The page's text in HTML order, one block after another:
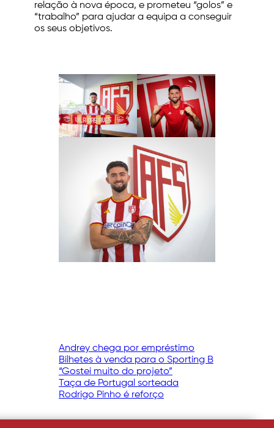
relação à nova época, e prometeu “golos” e
“trabalho” para ajudar a equipa a conseguir
os seus objetivos.
Andrey chega por empréstimo
Bilhetes à venda para o Sporting B
“Gostei muito do projeto”
Taça de Portugal sorteada
Rodrigo Pinho é reforço